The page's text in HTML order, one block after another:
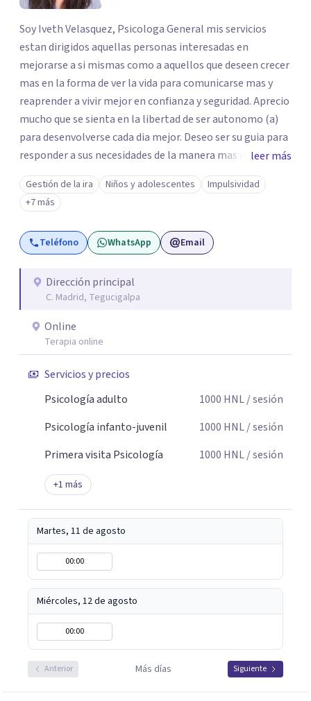
Soy Iveth Velasquez, Psicologa General mis servicios
estan dirigidos aquellas personas interesadas en
mejorarse a si mismas como a aquellos que deseen crecer
mas en la forma de ver la vida para comunicarse mas y
reaprender a vivir mejor en confianza y seguridad. Aprecio
mucho que se sienta en la libertad de ser autonomo (a)
para desenvolverse cada dia mejor. Deseo ser su guia para
responder a sus necesidades de la manera mas autentica
posible y sea mi experiencia y profesion de gran utilidad
para usted. Esta es una excelente oportunidad para
avanzar y progresar juntos.
leer más
Gestión de la ira Niños y adolescentes
Impulsividad
+7 más
Teléfono WhatsApp Email
Dirección principal
C. Madrid, Tegucigalpa
Online
Terapia online
Servicios y precios
Psicología adulto
1000 HNL/ sesión
Psicología infanto-juvenil
1000 HNL/ sesión
Primera visita Psicología
1000 HNL/ sesión
+1 más
Martes, 11 de agosto
00:00
Miércoles, 12 de agosto
00:00
Anterior Más días Siguiente